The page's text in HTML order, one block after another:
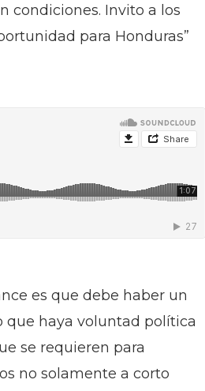
condiciones. Invito a los
para Honduras”
es que debe haber un
que haya voluntad política
se requieren para
no solamente a corto